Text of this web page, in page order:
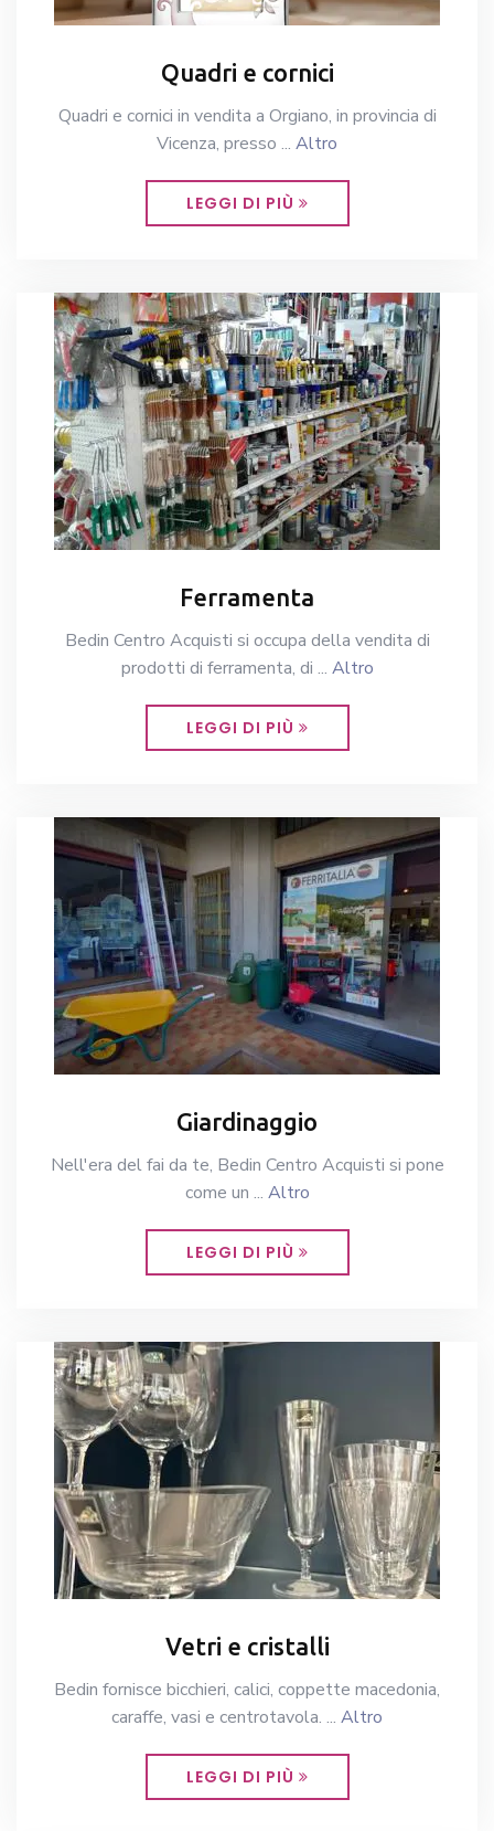
Quadri e cornici
Quadri e cornici in vendita a Orgiano, in provincia di
Vicenza, presso ... Altro
LEGGI DI PIÙ
Ferramenta
Bedin Centro Acquisti si occupa della vendita di
prodotti di ferramenta, di ... Altro
LEGGI DI PIÙ
Giardinaggio
Nell'era del fai da te, Bedin Centro Acquisti si pone
come un ... Altro
LEGGI DI PIÙ
Vetri e cristalli
Bedin fornisce bicchieri, calici, coppette macedonia,
caraffe, vasi e centrotavola. ... Altro
LEGGI DI PIÙ